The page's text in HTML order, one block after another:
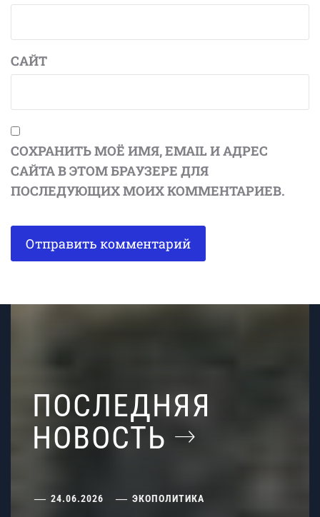
САЙТ
СОХРАНИТЬ МОЁ ИМЯ, EMAIL И АДРЕС
САЙТА В ЭТОМ БРАУЗЕРЕ ДЛЯ
ПОСЛЕДУЮЩИХ МОИХ КОММЕНТАРИЕВ.
ПОСЛЕДНЯЯ
НОВОСТЬ
24.06.2026 ЭКОПОЛИТИКА